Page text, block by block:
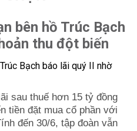
bên hồ Trúc Bạch
thu đột biến
sau thuế hơn 15 tỷ đồng
tiền đặt mua cổ phần với
đến 30/6, tập đoàn vẫn